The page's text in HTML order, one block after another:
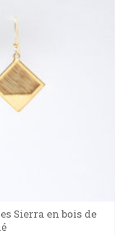
Sierra en bois de